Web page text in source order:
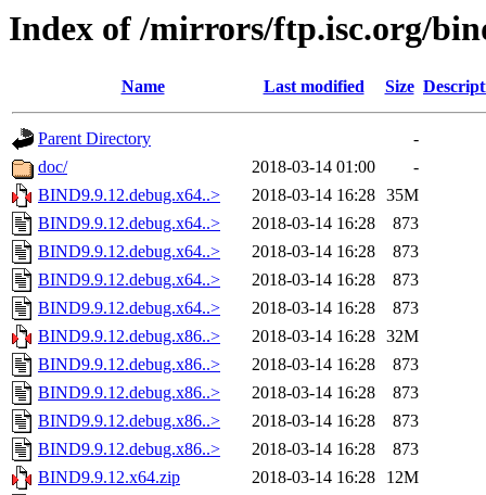
Index of /mirrors/ftp.isc.org/
Name Last modified Size
Parent Directory
-
doc/
2018-03-14 01:00
-
BIND9.9.12.debug.x64..>
2018-03-14 16:28 35M
BIND9.9.12.debug.x64..>
2018-03-14 16:28
873
BIND9.9.12.debug.x64..>
2018-03-14 16:28
873
BIND9.9.12.debug.x64..>
2018-03-14 16:28
873
BIND9.9.12.debug.x64..>
2018-03-14 16:28
873
BIND9.9.12.debug.x86..>
2018-03-14 16:28 32M
BIND9.9.12.debug.x86..>
2018-03-14 16:28
873
BIND9.9.12.debug.x86..>
2018-03-14 16:28
873
BIND9.9.12.debug.x86..>
2018-03-14 16:28
873
BIND9.9.12.debug.x86..>
2018-03-14 16:28
873
BIND9.9.12.x64.zip
2018-03-14 16:28
12M